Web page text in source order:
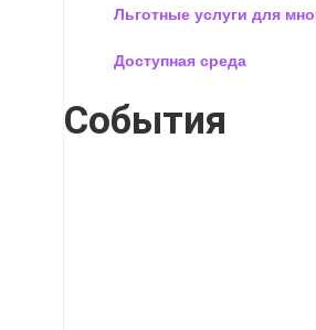
Льготные услуги для
Доступная среда
События